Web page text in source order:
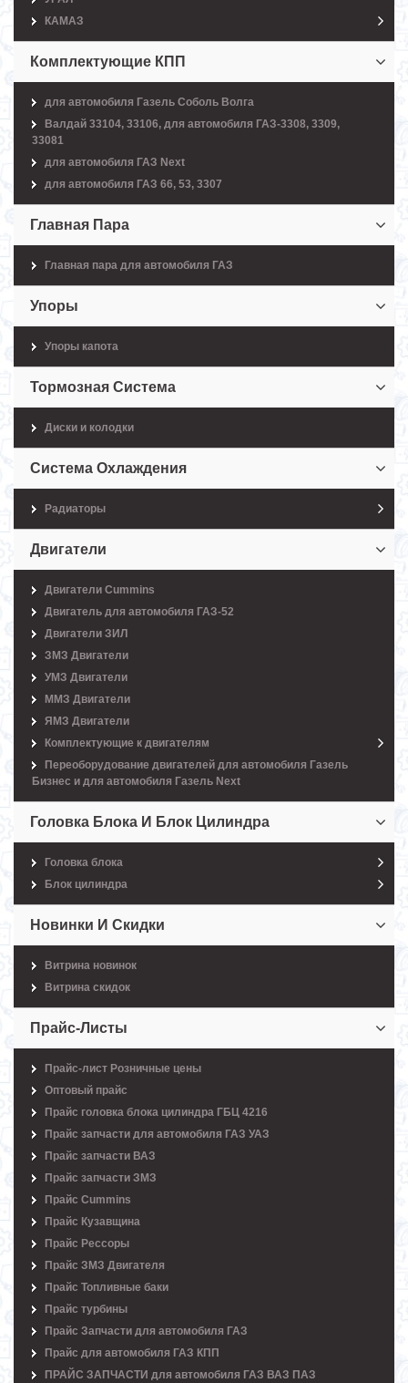
КАМАЗ
Комплектующие КПП
для автомобиля Газель Соболь Волга
Валдай 33104, 33106, для автомобиля ГАЗ-3308, 3309,
33081
для автомобиля ГАЗ Next
для автомобиля ГАЗ 66, 53, 3307
Главная Пара
Главная пара для автомобиля ГАЗ
Упоры
Упоры капота
Тормозная Система
Диски и колодки
Система Охлаждения
Радиаторы
Двигатели
Двигатели Cummins
Двигатель для автомобиля ГАЗ-52
Двигатели ЗИЛ
ЗМЗ Двигатели
УМЗ Двигатели
ММЗ Двигатели
ЯМЗ Двигатели
Комплектующие к двигателям
Переоборудование двигателей для автомобиля Газель
Бизнес и для автомобиля Газель Next
Головка Блока И Блок Цилиндра
Головка блока
Блок цилиндра
Новинки И Скидки
Витрина новинок
Витрина скидок
Прайс-Листы
Прайс-лист Розничные цены
Оптовый прайс
Прайс головка блока цилиндра ГБЦ 4216
Прайс запчасти для автомобиля ГАЗ УАЗ
Прайс запчасти ВАЗ
Прайс запчасти ЗМЗ
Прайс Cummins
Прайс Кузавщина
Прайс Рессоры
Прайс ЗМЗ Двигателя
Прайс Топливные баки
Прайс турбины
Прайс Запчасти для автомобиля ГАЗ
Прайс для автомобиля ГАЗ КПП
ПРАЙС ЗАПЧАСТИ для автомобиля ГАЗ ВАЗ ПАЗ